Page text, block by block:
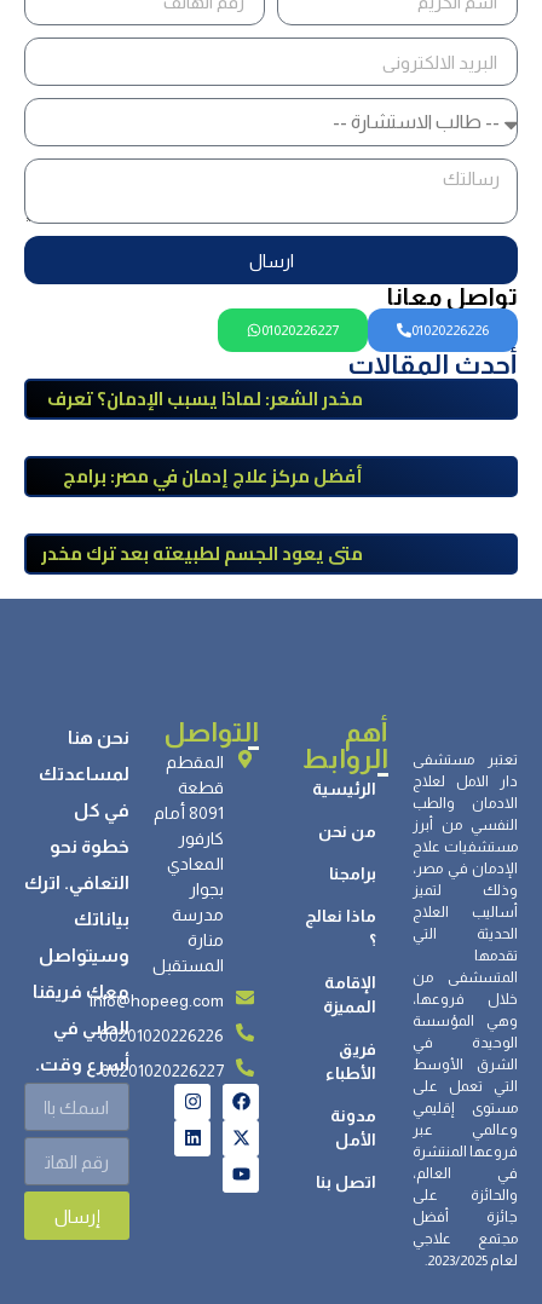
ارسال
تواصل معانا
01020226226
01020226227
أحدث المقالات
مخدر الشعر: لماذا يسبب الإدمان؟ تعرف
أفضل مركز علاج إدمان في مصر: برامج
طبي
متى يعود الجسم لطبيعته بعد ترك مخدر
الآيس؟ مراحل التعافي والعوامل المؤثرة
تعتبر مستشفى
دار الامل لعلاج
الادمان والطب
النفسي من أبرز
مستشفيات علاج
الإدمان في مصر،
وذلك لتميز
أساليب العلاج
الحديثة التي
تقدمها
المتسشفى من
خلال فروعها،
وهي المؤسسة
الوحيدة في
الشرق الأوسط
التي تعمل على
مستوى إقليمي
وعالمي عبر
فروعها المنتشرة
في العالم،
والحائزة على
جائزة أفضل
مجتمع علاجي
لعام 2023/2025.
أهم
الروابط
الرئيسية
من نحن
برامجنا
ماذا نعالج
؟
الإقامة
المميزة
فريق
الأطباء
مدونة
الأمل
اتصل بنا
التواصل
المقطم
قطعة
8091 أمام
كارفور
المعادي
بجوار
مدرسة
منارة
المستقبل
info@hopeeg.com
00201020226226
00201020226227
نحن هنا
لمساعدتك
في كل
خطوة نحو
التعافي. اترك
بياناتك
وسيتواصل
معك فريقنا
الطبي في
أسرع وقت.
إرسال